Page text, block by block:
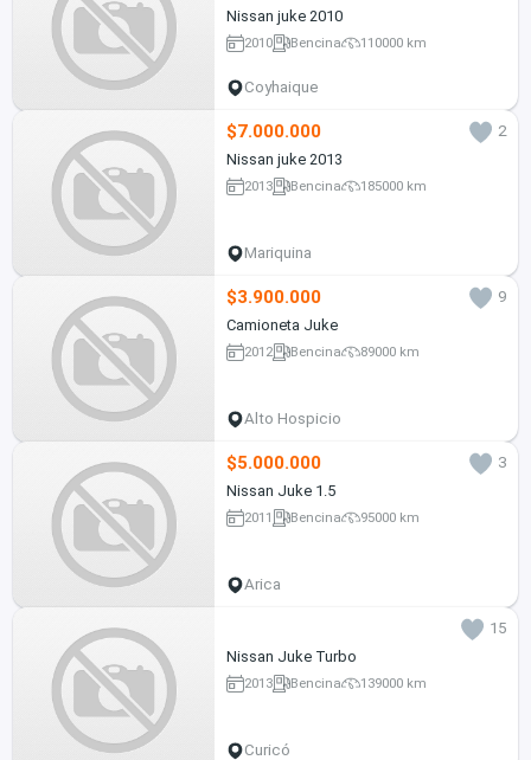
Nissan juke 2010
2010 Bencina 110000 km
Coyhaique
$7.000.000
2
Nissan juke 2013
2013 Bencina 185000 km
Mariquina
$3.900.000
9
Camioneta Juke
2012 Bencina 89000 km
Alto Hospicio
$5.000.000
3
Nissan Juke 1.5
2011 Bencina 95000 km
Arica
15
Nissan Juke Turbo
2013 Bencina 139000 km
Curicó